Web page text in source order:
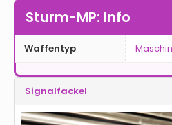
Sturm-MP: Info
Waffentyp
Signalfackel